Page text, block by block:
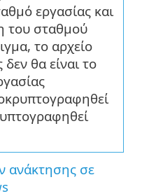
εργασίας και
του σταθμού
το αρχείο
θα είναι το
ανάκτησης σε